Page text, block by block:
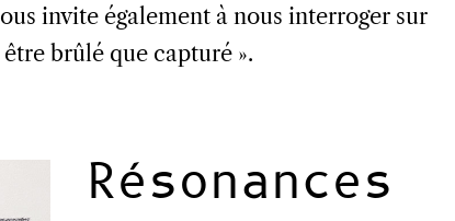
invite également à nous interroger sur
brûlé que capturé ».
Résonances